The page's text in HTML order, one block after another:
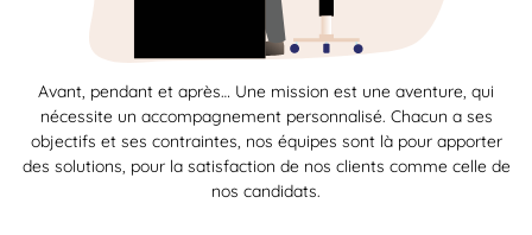
Avant, pendant et après… Une mission est une aventure, qui
nécessite un accompagnement personnalisé. Chacun a ses
objectifs et ses contraintes, nos équipes sont là pour apporter
des solutions, pour la satisfaction de nos clients comme celle de
nos candidats.